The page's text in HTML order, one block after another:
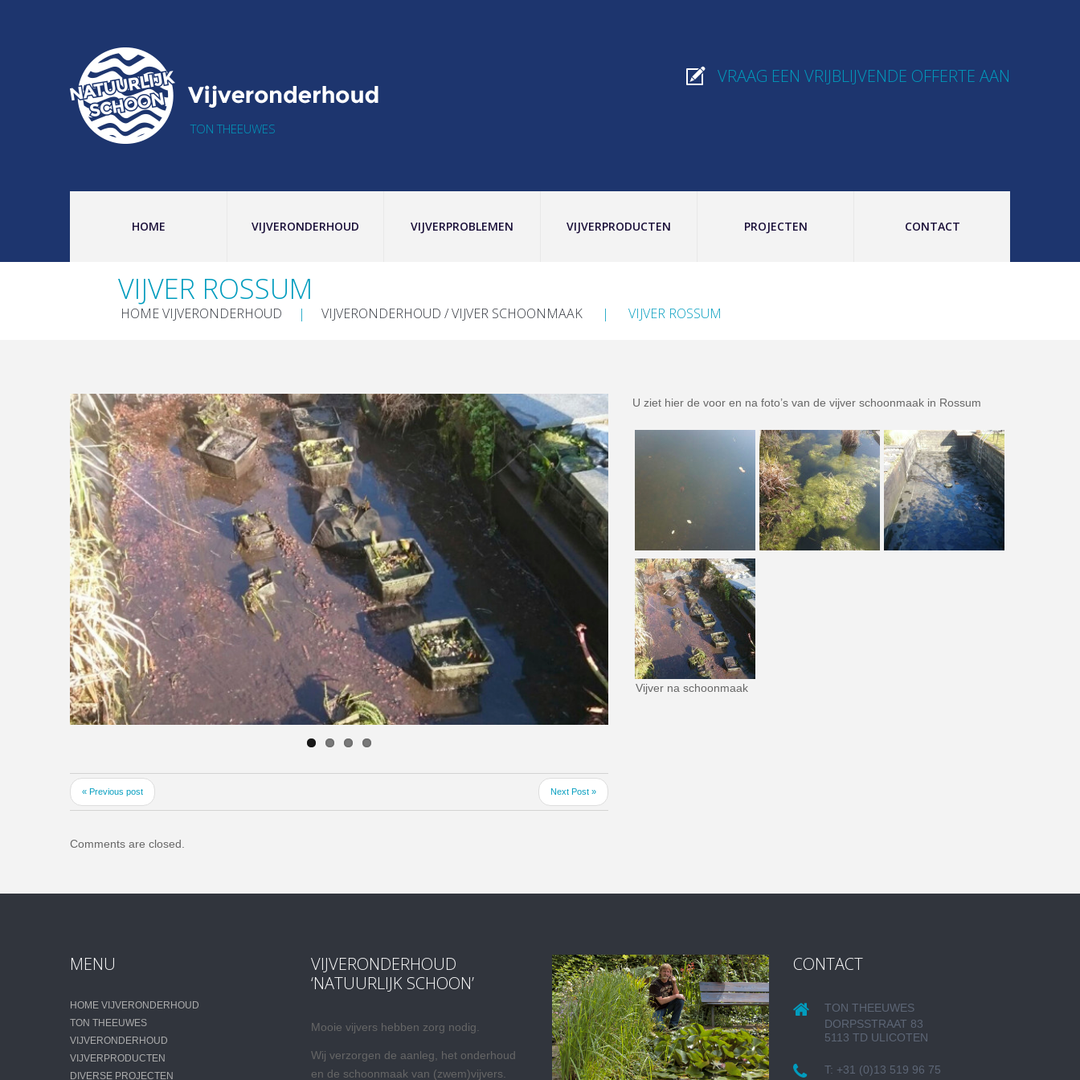
TON THEEUWES
VRAAG EEN VRIJBLIJVENDE OFFERTE AAN
HOME VIJVERONDERHOUD VIJVERPROBLEMEN VIJVERPRODUCTEN PROJECTEN CONTACT
VIJVER ROSSUM
HOME VIJVERONDERHOUD VIJVERONDERHOUD / VIJVER SCHOONMAAK VIJVER ROSSUM
« Previous post Next Post »
U ziet hier de voor en na foto’s van de vijver schoonmaak in Rossum
Vijver na schoonmaak
Comments are closed.
MENU
HOME VIJVERONDERHOUD
TON THEEUWES
VIJVERONDERHOUD
VIJVERPRODUCTEN
DIVERSE PROJECTEN
VIJVERONDERHOUD
‘NATUURLIJK SCHOON’
Mooie vijvers hebben zorg nodig.
Wij verzorgen de aanleg, het onderhoud
en de schoonmaak van (zwem)vijvers.
CONTACT
TON THEEUWES
DORPSSTRAAT 83
5113 TD ULICOTEN
T: +31 (0)13 519 96 75